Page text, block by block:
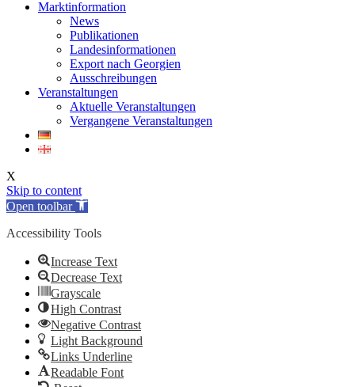
Marktinformation
News
Publikationen
Landesinformationen
Export nach Georgien
Ausschreibungen
Veranstaltungen
Aktuelle Veranstaltungen
Vergangene Veranstaltungen
X
Skip to content
Open toolbar
Accessibility Tools
Increase Text
Decrease Text
Grayscale
High Contrast
Negative Contrast
Light Background
Links Underline
Readable Font